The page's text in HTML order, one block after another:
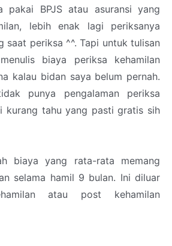
pakai BPJS atau asuransi yang
lebih enak lagi periksanya
saat periksa ^^. Tapi untuk tulisan
biaya periksa kehamilan
kalau bidan saya belum pernah.
punya pengalaman periksa
kurang tahu yang pasti gratis sih
biaya yang rata-rata memang
selama hamil 9 bulan. Ini diluar
atau post kehamilan